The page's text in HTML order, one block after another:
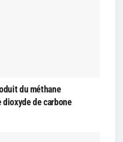
du méthane
de carbone